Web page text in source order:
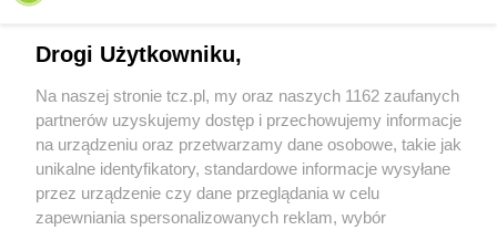
O FIRMIE POLITYKA PRYWATNOŚCI HOSTING
Drogi Użytkowniku,
Na naszej stronie tcz.pl, my oraz naszych 1162 zaufanych
partnerów uzyskujemy dostęp i przechowujemy informacje
na urządzeniu oraz przetwarzamy dane osobowe, takie jak
unikalne identyfikatory, standardowe informacje wysyłane
przez urządzenie czy dane przeglądania w celu
zapewniania spersonalizowanych reklam, wybór